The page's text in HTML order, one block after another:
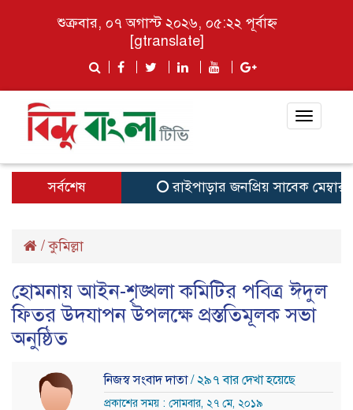
শুক্রবার, ০৭ অগাস্ট ২০২৬, ০৫:২২ পূর্বাহ্ন
[gtranslate]
Toggle
সর্বশেষ রাইপাড়ার জনপ্রিয় সাবেক মেম্বার
/কুমিল্লা
হোমনায় আইন-শৃঙ্খলা কমিটির পবিত্র ঈদুল
ফিতর উদযাপন উপলক্ষে প্রস্ততিমূলক সভা
অনুষ্ঠিত
নিজস্ব সংবাদ দাতা/ ২৯৭ বার দেখা হয়েছে
প্রকাশের সময় : সোমবার, ২৭ মে, ২০১৯